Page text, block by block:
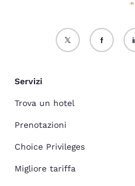
Servizi
Trova un hotel
Prenotazioni
Choice Privileges
Migliore tariffa